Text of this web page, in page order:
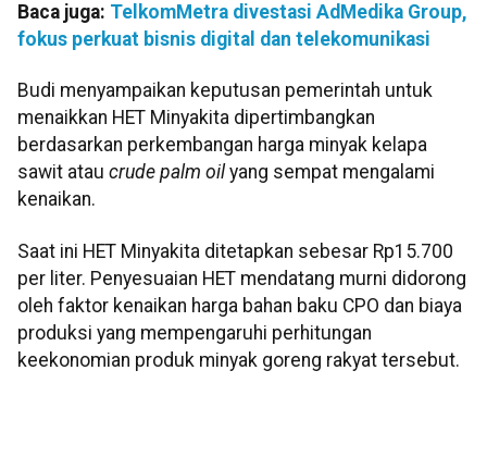
Baca juga: TelkomMetra divestasi AdMedika Group,
fokus perkuat bisnis digital dan telekomunikasi
Budi menyampaikan keputusan pemerintah untuk
menaikkan HET Minyakita dipertimbangkan
berdasarkan perkembangan harga minyak kelapa
sawit atau crude palm oil yang sempat mengalami
kenaikan.
Saat ini HET Minyakita ditetapkan sebesar Rp15.700
per liter. Penyesuaian HET mendatang murni didorong
oleh faktor kenaikan harga bahan baku CPO dan biaya
produksi yang mempengaruhi perhitungan
keekonomian produk minyak goreng rakyat tersebut.